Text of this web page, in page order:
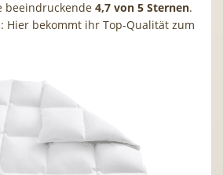
beeindruckende 4,7 von 5 Sternen.
Hier bekommt ihr Top-Qualität zum